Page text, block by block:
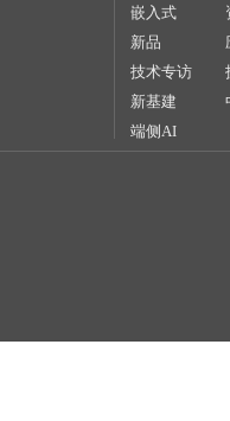
嵌入式
新品
技术专访
新基建
端侧AI